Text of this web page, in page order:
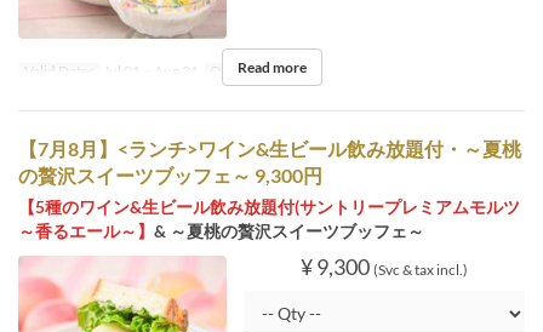
Valid Dates Jul 01 ~ Aug 31 Order Limit 1 ~
Read more
【7月8月】<ランチ>ワイン&生ビール飲み放題付・～夏桃
の贅沢スイーツブッフェ～ 9,300円
【5種のワイン&生ビール飲み放題付(サントリープレミアムモルツ
～香るエール～】 & ～夏桃の贅沢スイーツブッフェ～
¥ 9,300 (Svc & tax incl.)